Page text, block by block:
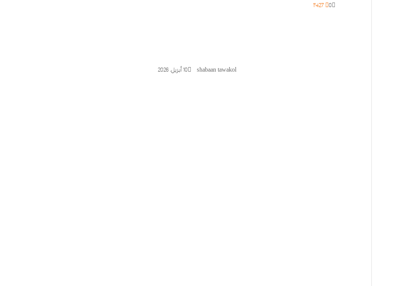
shabaan tawakol 10 أبريل، 2026
0